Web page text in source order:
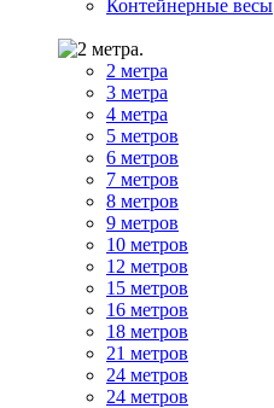
Контейнерные весы
2 метра
3 метра
4 метра
5 метров
6 метров
7 метров
8 метров
9 метров
10 метров
12 метров
15 метров
16 метров
18 метров
21 метров
24 метров
24 метров